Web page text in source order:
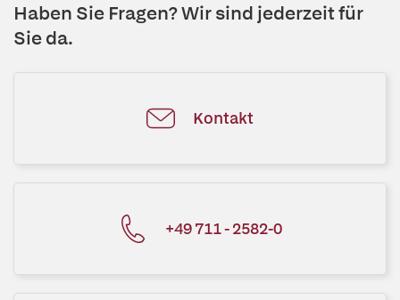
Haben Sie Fragen? Wir sind jederzeit für
Sie da.
Kontakt
+49 711 - 2582-0